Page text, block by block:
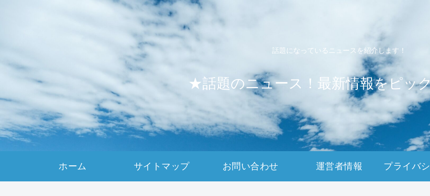
話題になっているニュースを紹介します！
★話題のニュース！最新情報をピッ
ホーム サイトマップ お問い合わせ 運営者情報